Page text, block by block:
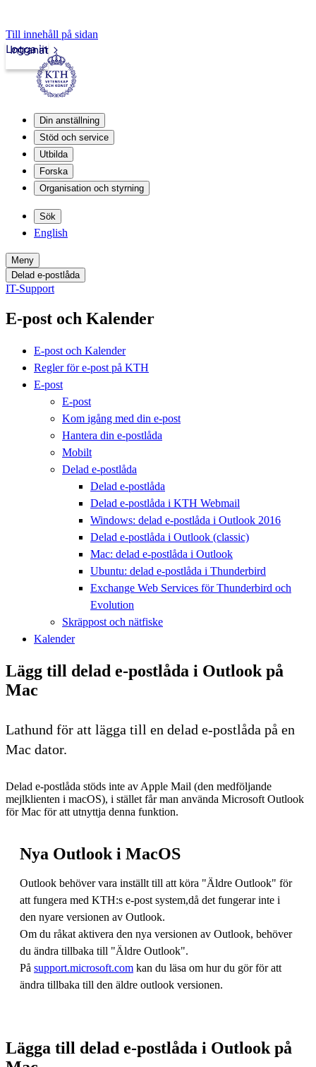
Till innehåll på sidan
Intranät
Logga in
Din anställning
Stöd och service
Utbilda
Forska
Organisation och styrning
Sök
English
Meny
Delad e-postlåda
IT-Support
E-post och Kalender
E-post och Kalender
Regler för e-post på KTH
E-post
E-post
Kom igång med din e-post
Hantera din e-postlåda
Mobilt
Delad e-postlåda
Delad e-postlåda
Delad e-postlåda i KTH Webmail
Windows: delad e-postlåda i Outlook 2016
Delad e-postlåda i Outlook (classic)
Mac: delad e-postlåda i Outlook
Ubuntu: delad e-postlåda i Thunderbird
Exchange Web Services för Thunderbird och
Evolution
Skräppost och nätfiske
Kalender
Lägg till delad e-postlåda i Outlook på
Mac
Lathund för att lägga till en delad e-postlåda på en
Mac dator.
Delad e-postlåda stöds inte av Apple Mail (den medföljande
mejlklienten i macOS), i stället får man använda Microsoft Outlook
för Mac för att utnyttja denna funktion.
Nya Outlook i MacOS
Outlook behöver vara inställt till att köra "Äldre Outlook" för
att fungera med KTH:s e-post system,då det fungerar inte i
den nyare versionen av Outlook.
Om du råkat aktivera den nya versionen av Outlook, behöver
du ändra tillbaka till "Äldre Outlook".
På support.microsoft.com kan du läsa om hur du gör för att
ändra tillbaka till den äldre outlook versionen.
Lägga till delad e-postlåda i Outlook på